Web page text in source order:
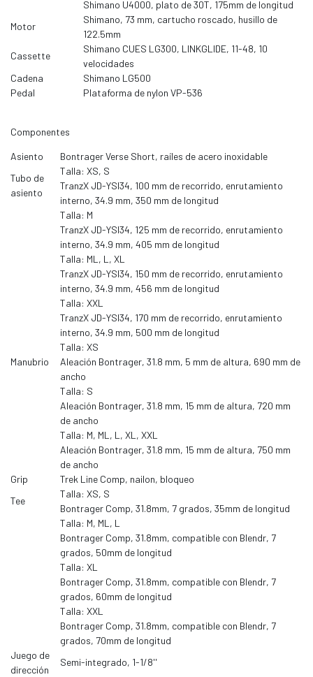
Shimano U4000, plato de 30T, 175mm de longitud
Motor
Shimano, 73 mm, cartucho roscado, husillo de
122.5mm
Cassette
Shimano CUES LG300, LINKGLIDE, 11-48, 10
velocidades
Cadena
Shimano LG500
Pedal
Plataforma de nylon VP-536
Componentes
Asiento
Bontrager Verse Short, raíles de acero inoxidable
Tubo de
asiento
Talla: XS, S
TranzX JD-YSI34, 100 mm de recorrido, enrutamiento
interno, 34.9 mm, 350 mm de longitud
Talla: M
TranzX JD-YSI34, 125 mm de recorrido, enrutamiento
interno, 34.9 mm, 405 mm de longitud
Talla: ML, L, XL
TranzX JD-YSI34, 150 mm de recorrido, enrutamiento
interno, 34.9 mm, 456 mm de longitud
Talla: XXL
TranzX JD-YSI34, 170 mm de recorrido, enrutamiento
interno, 34.9 mm, 500 mm de longitud
Manubrio
Talla: XS
Aleación Bontrager, 31.8 mm, 5 mm de altura, 690 mm de
ancho
Talla: S
Aleación Bontrager, 31.8 mm, 15 mm de altura, 720 mm
de ancho
Talla: M, ML, L, XL, XXL
Aleación Bontrager, 31.8 mm, 15 mm de altura, 750 mm
de ancho
Grip
Trek Line Comp, nailon, bloqueo
Tee
Talla: XS, S
Bontrager Comp, 31.8mm, 7 grados, 35mm de longitud
Talla: M, ML, L
Bontrager Comp, 31.8mm, compatible con Blendr, 7
grados, 50mm de longitud
Talla: XL
Bontrager Comp, 31.8mm, compatible con Blendr, 7
grados, 60mm de longitud
Talla: XXL
Bontrager Comp, 31.8mm, compatible con Blendr, 7
grados, 70mm de longitud
Juego de
dirección
Semi-integrado, 1-1/8''